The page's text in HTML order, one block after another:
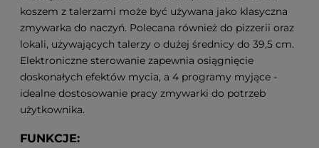
koszem z talerzami może być używana jako klasyczna
zmywarka do naczyń. Polecana również do pizzerii oraz
lokali, używających talerzy o dużej średnicy do 39,5 cm.
Elektroniczne sterowanie zapewnia osiągnięcie
doskonałych efektów mycia, a 4 programy myjące -
idealne dostosowanie pracy zmywarki do potrzeb
użytkownika.
FUNKCJE: